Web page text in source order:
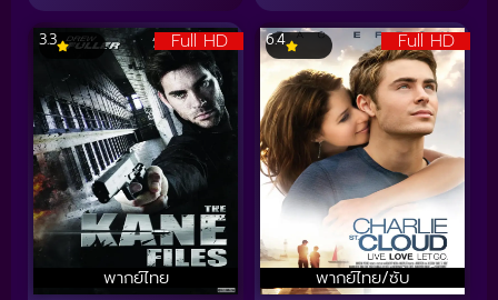
Full HD
พากย์ไทย
3.3 Full HD
พากย์ไทย/ซับ
6.4